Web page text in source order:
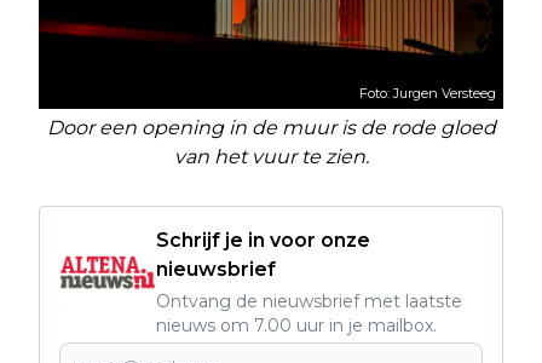
Foto: Jurgen Versteeg
Door een opening in de muur is de rode gloed
van het vuur te zien.
Schrijf je in voor onze
nieuwsbrief
Ontvang de nieuwsbrief met laatste
nieuws om 7.00 uur in je mailbox.